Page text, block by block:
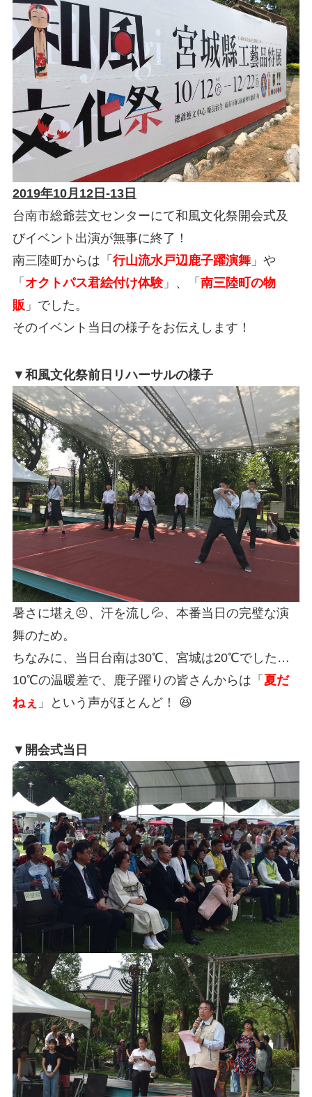
2019年10月12日-13日
台南市総爺芸文センターにて和風文化祭開会式及
びイベント出演が無事に終了！
南三陸町からは「 行山流水戸辺鹿子躍演舞」や
「 オクトパス君絵付け体験」、「 南三陸町の物
販 」でした。
そのイベント当日の様子をお伝えします！
▼ 和風文化祭前日リハーサルの様子
暑さに堪え😣、汗を流し💦、本番当日の完璧な演
舞のため。
ちなみに、当日台南は30℃、宮城は20℃でした…
10℃の温暖差で、鹿子躍りの皆さんからは「 夏だ
ねぇ 」という声がほとんど！ 😆
▼ 開会式当日